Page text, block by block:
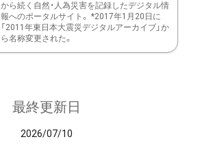
から続く自然・人為災害を記録したデジタル情
報へのポータルサイト。 *2017年1月20日に
「2011年東日本大震災デジタルアーカイブ」か
ら名称変更された。
最終更新日
2026/07/10